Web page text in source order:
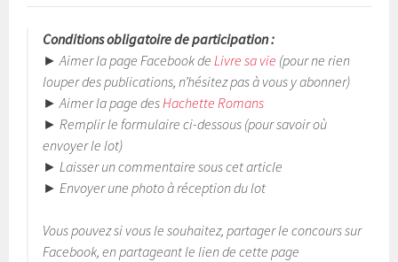
Conditions obligatoire de participation :
► Aimer la page Facebook de Livre sa vie (pour ne rien
louper des publications, n’hésitez pas à vous y abonner)
► Aimer la page des Hachette Romans
► Remplir le formulaire ci-dessous (pour savoir où
envoyer le lot)
► Laisser un commentaire sous cet article
► Envoyer une photo à réception du lot
Vous pouvez si vous le souhaitez, partager le concours sur
Facebook, en partageant le lien de cette page